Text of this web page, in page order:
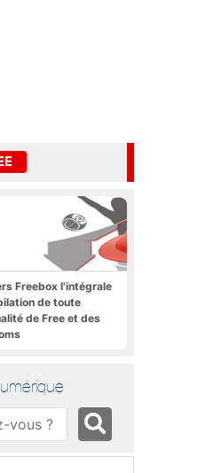
Freebox l'intégrale
de toute
de Free et des